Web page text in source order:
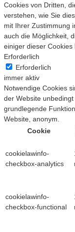
Cookies von Dritten,
verstehen, wie Sie
mit Ihrer Zustimmung
auch die Möglichkeit,
einiger dieser Cookies
Erforderlich
Erforderlich
immer aktiv
Notwendige Cookies
der Website
grundlegende
Website, anonym.
Cookie
cookielawinfo-
checkbox-analytics
cookielawinfo-
checkbox-functional